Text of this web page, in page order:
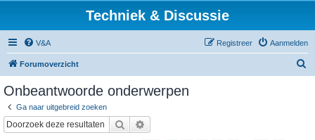
Techniek & Discussie
V&A Aanmelden
Registreer
Forumoverzicht
Onbeantwoorde onderwerpen
Ga naar uitgebreid zoeken
Zoek